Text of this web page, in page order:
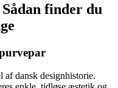
finder du
af dansk designhistorie.